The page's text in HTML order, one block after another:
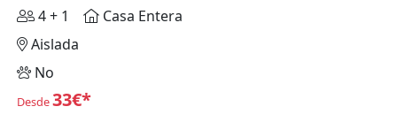
4 + 1
Casa Entera
Aislada
No
Desde33€*